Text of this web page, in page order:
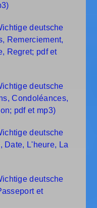
deutsche
Remerciement,
Regret; pdf et
deutsche
Condoléances,
pdf et mp3)
deutsche
Date, L'heure, La
deutsche
et